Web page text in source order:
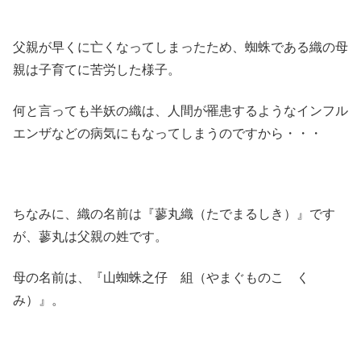
父親が早くに亡くなってしまったため、蜘蛛である織の母
親は子育てに苦労した様子。
何と言っても半妖の織は、人間が罹患するようなインフル
エンザなどの病気にもなってしまうのですから・・・
ちなみに、織の名前は『蓼丸織（たでまるしき）』です
が、蓼丸は父親の姓です。
母の名前は、『山蜘蛛之仔 組（やまぐものこ く
み）』。